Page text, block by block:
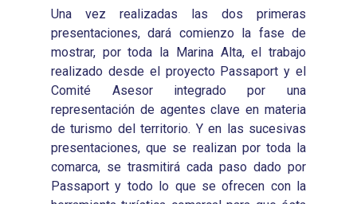
Una vez realizadas las dos primeras
presentaciones, dará comienzo la fase de
mostrar, por toda la Marina Alta, el trabajo
realizado desde el proyecto Passaport y el
Comité Asesor integrado por una
representación de agentes clave en materia
de turismo del territorio. Y en las sucesivas
presentaciones, que se realizan por toda la
comarca, se trasmitirá cada paso dado por
Passaport y todo lo que se ofrecen con la
Experimentales
Procesos de
Territorial
Necesidades
Formación Pactos
Otras Acciones:
2017
2018
2019
2020
2021
2022
2023
Resúmenes
2024
Infografías 2022
Infografías 2023
LABORA
Documentación
Audiovisuales
Información
ODS
Noticias
Actualidad
Boletines de Noticias
Contacto